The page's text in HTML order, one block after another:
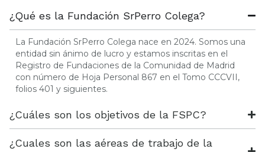
¿Qué es la Fundación SrPerro Colega?
La Fundación SrPerro Colega nace en 2024. Somos una
entidad sin ánimo de lucro y estamos inscritas en el
Registro de Fundaciones de la Comunidad de Madrid
con número de Hoja Personal 867 en el Tomo CCCVII,
folios 401 y siguientes.
¿Cuáles son los objetivos de la FSPC?
¿Cuales son las aéreas de trabajo de la